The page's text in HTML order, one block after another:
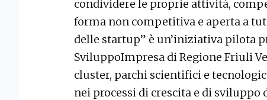
condividere le proprie attività,
forma non competitiva e aperta a
delle startup” è un’iniziativa pilota
SviluppoImpresa di Regione Friuli
cluster, parchi scientifici e
nei processi di crescita e di sviluppo